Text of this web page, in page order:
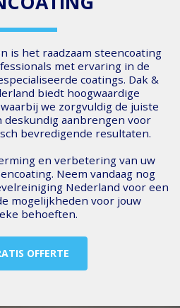
is het raadzaam steencoating
met ervaring in de
coatings. Dak &
biedt hoogwaardige
we zorgvuldig de juiste
deskundig aanbrengen voor
bevredigende resultaten.
en verbetering van uw
Neem vandaag nog
Nederland voor een
mogelijkheden voor jouw
behoeften.
OFFERTE